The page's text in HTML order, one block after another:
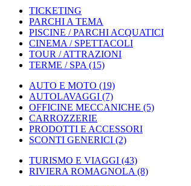
TICKETING
PARCHI A TEMA
PISCINE / PARCHI ACQUATICI
CINEMA / SPETTACOLI
TOUR / ATTRAZIONI
TERME / SPA (15)
AUTO E MOTO (19)
AUTOLAVAGGI (7)
OFFICINE MECCANICHE (5)
CARROZZERIE
PRODOTTI E ACCESSORI
SCONTI GENERICI (2)
TURISMO E VIAGGI (43)
RIVIERA ROMAGNOLA (8)